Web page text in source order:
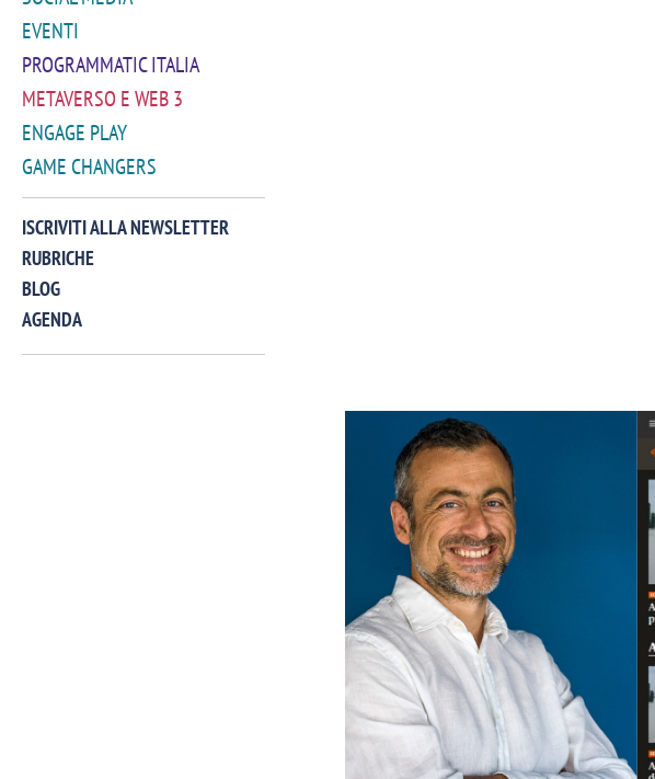
EVENTI
PROGRAMMATIC ITALIA
METAVERSO E WEB 3
ENGAGE PLAY
GAME CHANGERS
ISCRIVITI ALLA NEWSLETTER
RUBRICHE
BLOG
AGENDA
Manassero, Samsung Ads: «Con Total
Perez, Samsung Ads:
mercato strategico e
crescere»